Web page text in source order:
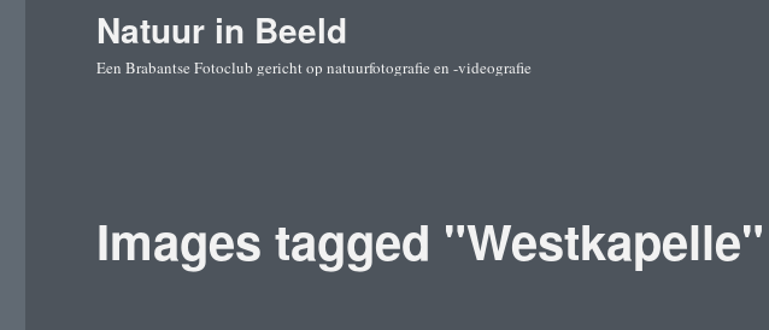
Natuur in Beeld
Een Brabantse Fotoclub gericht op natuurfotografie en -videografie
Images tagged "Westkapelle"